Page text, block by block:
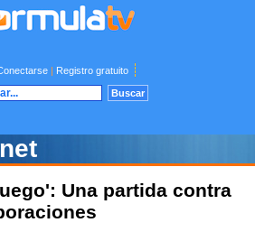
| Registro gratuito
Una partida contra